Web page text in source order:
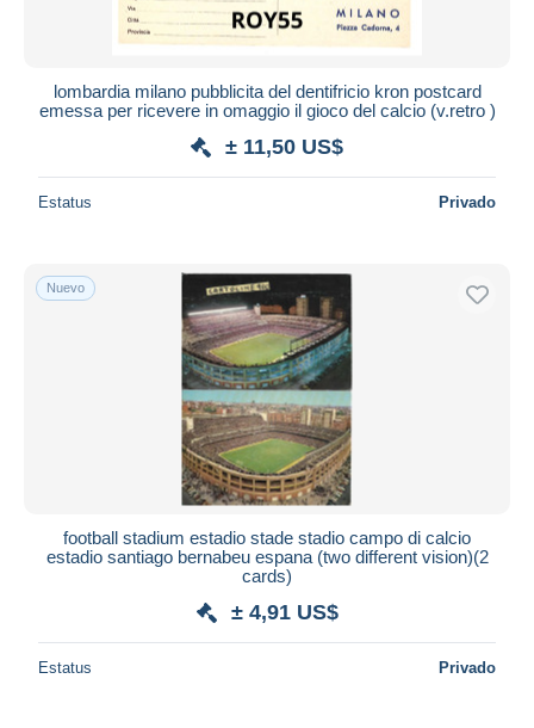
Todas las duraciones
Cerrando dentro
Sólo con descuento
Envío gratis
Métodos de pago
PayPal
Transferencia bancaria
Mastercard
Bancontact
iDeal
Maestro
lombardia milano pubblicita del dentifricio kron postcard
emessa per ricevere in omaggio il gioco del calcio (v.retro )
± 11,50 US$
Estatus Privado
Nuevo
football stadium estadio stade stadio campo di calcio
estadio santiago bernabeu espana (two different vision)(2
cards)
± 4,91 US$
Estatus Privado